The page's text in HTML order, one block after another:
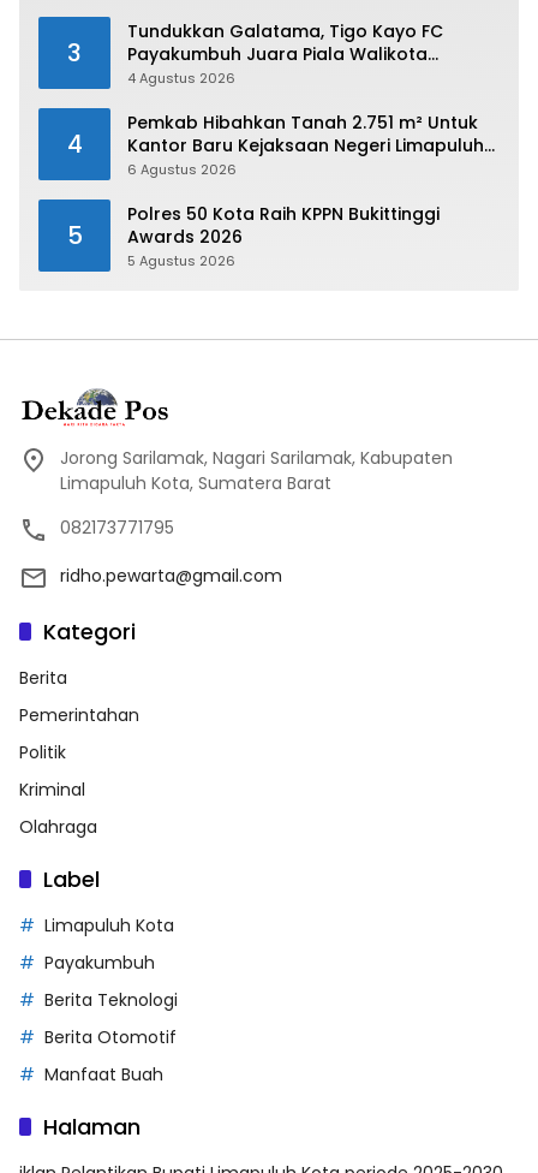
3
Tundukkan Galatama, Tigo Kayo FC
Payakumbuh Juara Piala Walikota
Payakumbuh 2026
4 Agustus 2026
4
Pemkab Hibahkan Tanah 2.751 m² Untuk
Kantor Baru Kejaksaan Negeri Limapuluh
Kota
6 Agustus 2026
5
Polres 50 Kota Raih KPPN Bukittinggi
Awards 2026
5 Agustus 2026
Jorong Sarilamak, Nagari Sarilamak, Kabupaten
Limapuluh Kota, Sumatera Barat
082173771795
ridho.pewarta@gmail.com
Kategori
Berita
Pemerintahan
Politik
Kriminal
Olahraga
Label
Limapuluh Kota
Payakumbuh
Berita Teknologi
Berita Otomotif
Manfaat Buah
Halaman